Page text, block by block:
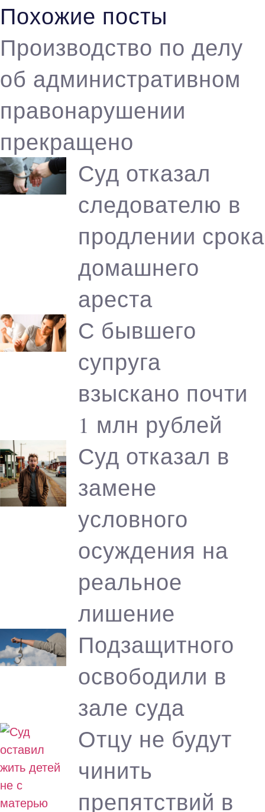
Похожие посты
Производство по делу
об административном
правонарушении
прекращено
Суд отказал
следователю в
продлении срока
домашнего
ареста
С бывшего
супруга
взыскано почти
1 млн рублей
Суд отказал в
замене
условного
осуждения на
реальное
лишение
Подзащитного
освободили в
зале суда
Отцу не будут
чинить
препятствий в